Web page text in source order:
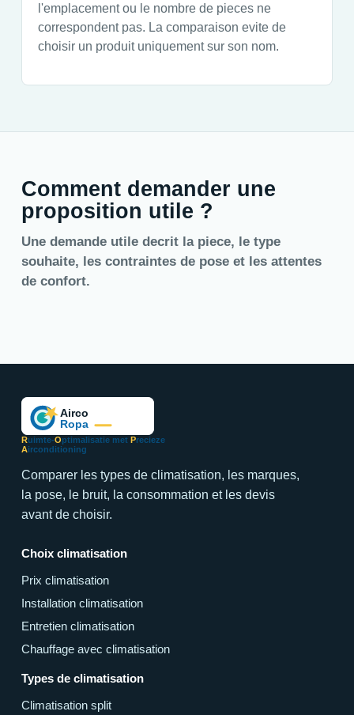
l'emplacement ou le nombre de pieces ne
correspondent pas. La comparaison evite de
choisir un produit uniquement sur son nom.
Comment demander une
proposition utile ?
Une demande utile decrit la piece, le type
souhaite, les contraintes de pose et les attentes
de confort.
Ruimte-Optimalisatie met Precieze
Airconditioning
Comparer les types de climatisation, les marques,
la pose, le bruit, la consommation et les devis
avant de choisir.
Choix climatisation
Prix climatisation
Installation climatisation
Entretien climatisation
Chauffage avec climatisation
Types de climatisation
Climatisation split